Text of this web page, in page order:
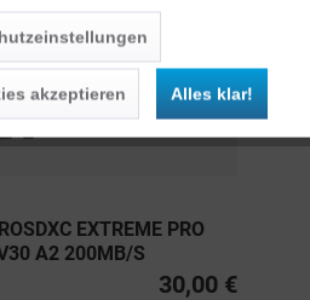
EXTREME PRO
A2 200MB/S
30,00 €
akzeptieren Alles klar!